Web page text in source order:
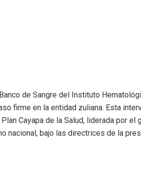
de Sangre del Instituto
firme en la entidad zuliana. Esta
Cayapa de la Salud, liderada por el
nacional, bajo las directrices de la